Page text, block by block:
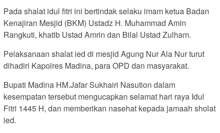
Pada shalat idul fitri ini bertindak selaku imam ketua Badan
Kenajiran Mesjid (BKM) Ustadz H. Muhammad Amin
Rangkuti, khatib Ustad Amrin dan Bilal Ustad Zulham.
Pelaksanaan shalat ied di mesjid Agung Nur Ala Nur turut
dihadiri Kapolres Madina, para OPD dan masyarakat.
Bupati Madina HM.Jafar Sukhairi Nasution dalam
kesempatan tersebut mengucapkan selamat hari raya Idul
Fitri 1445 H, dan memberikan nasehat kepada jamaah sholat
ied.